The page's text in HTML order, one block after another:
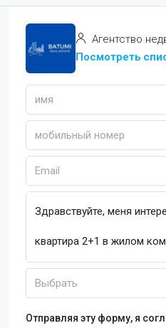
Агентство
Посмотреть
Выбрать
Отправляя эту форму, я